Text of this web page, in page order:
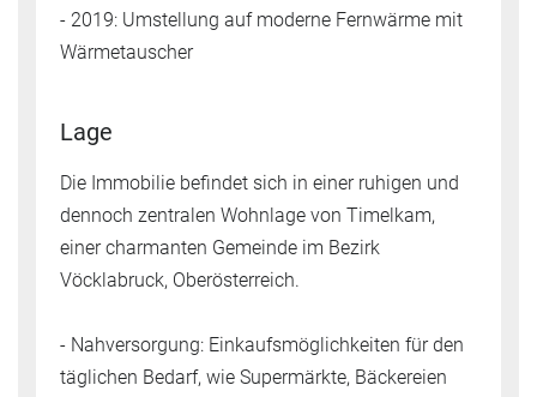
- 2019: Umstellung auf moderne Fernwärme mit
Wärmetauscher
Lage
Die Immobilie befindet sich in einer ruhigen und
dennoch zentralen Wohnlage von Timelkam,
einer charmanten Gemeinde im Bezirk
Vöcklabruck, Oberösterreich.
- Nahversorgung: Einkaufsmöglichkeiten für den
täglichen Bedarf, wie Supermärkte, Bäckereien